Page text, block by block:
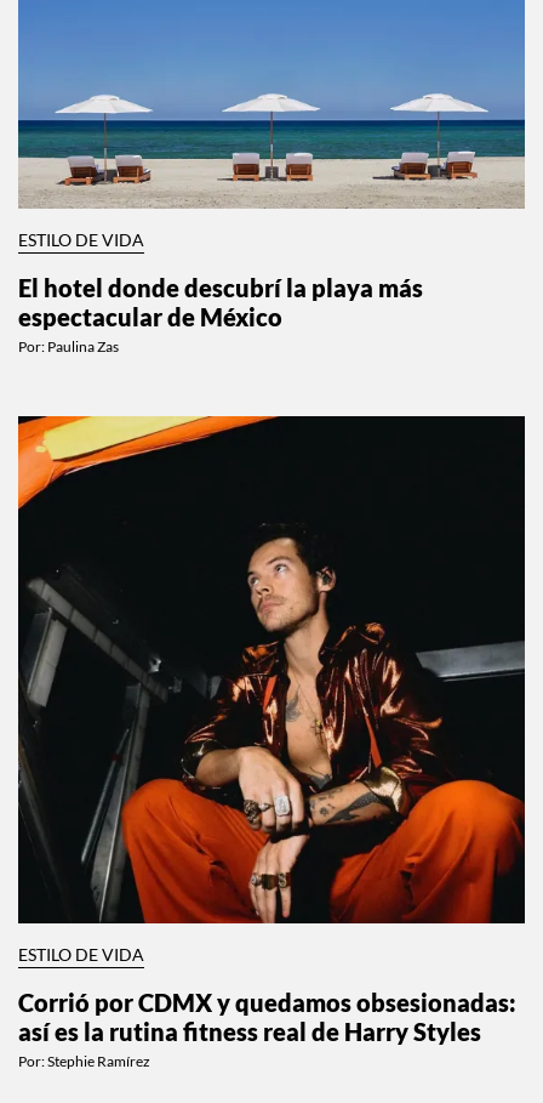
ESTILO DE VIDA
El hotel donde descubrí la playa más
espectacular de México
Por: Paulina Zas
ESTILO DE VIDA
Corrió por CDMX y quedamos obsesionadas:
así es la rutina fitness real de Harry Styles
Por:Stephie Ramírez